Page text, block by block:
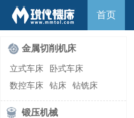
首页
金属切削机床
立式车床
卧式车床
数控车床
钻床
钻铣床
立式镗(铣)床
卧式镗(铣)床
锻压机械